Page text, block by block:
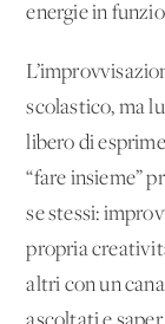
energie in
scolastico, ma
libero di
“fare insieme”
se stessi:
propria
altri con un